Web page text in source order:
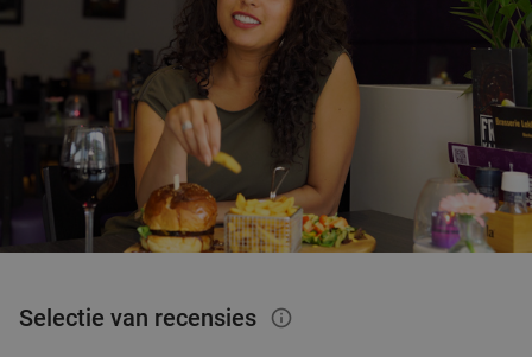
Selectie van recensies info_outlined